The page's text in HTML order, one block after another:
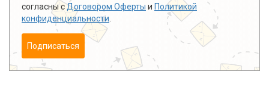
согласны сДоговором Оферты и Политикой
конфиденциальности
Подписаться